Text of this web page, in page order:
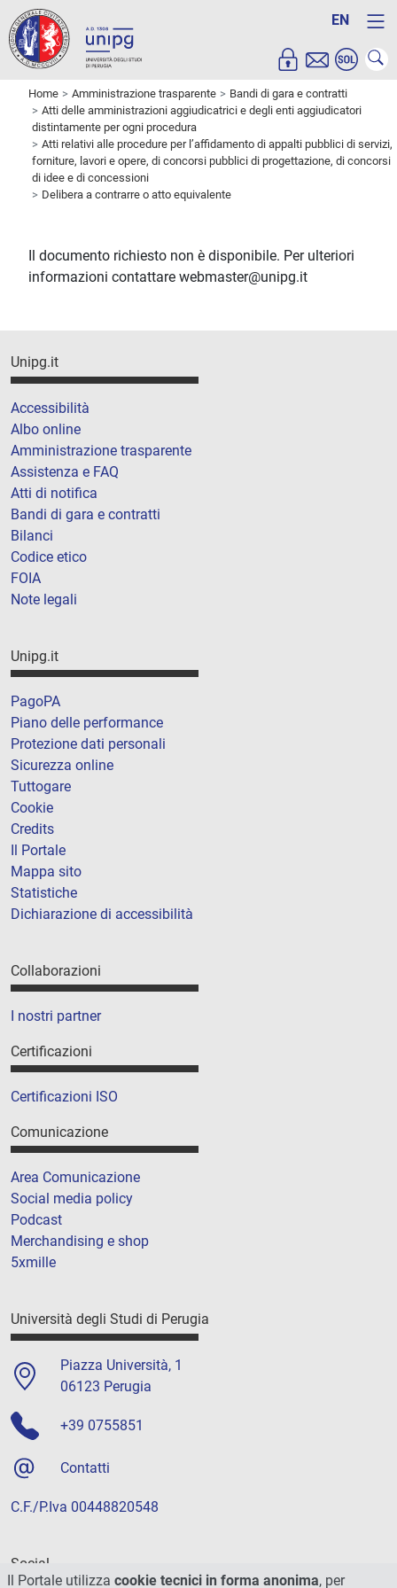
EN
Home Amministrazione trasparente
Bandi di gara e contratti
Atti delle amministrazioni aggiudicatrici e degli enti aggiudicatori
distintamente per ogni procedura
Atti relativi alle procedure per l’affidamento di appalti pubblici di servizi,
forniture, lavori e opere, di concorsi pubblici di progettazione, di concorsi
di idee e di concessioni
Delibera a contrarre o atto equivalente
Il documento richiesto non è disponibile. Per ulteriori
informazioni contattare webmaster@unipg.it
Unipg.it
Accessibilità
Albo online
Amministrazione trasparente
Assistenza e FAQ
Atti di notifica
Bandi di gara e contratti
Bilanci
Codice etico
FOIA
Note legali
Unipg.it
PagoPA
Piano delle performance
Protezione dati personali
Sicurezza online
Tuttogare
Cookie
Credits
Il Portale
Mappa sito
Statistiche
Dichiarazione di accessibilità
Collaborazioni
I nostri partner
Certificazioni
Certificazioni ISO
Comunicazione
Area Comunicazione
Social media policy
Podcast
Merchandising e shop
5xmille
Università degli Studi di Perugia
Piazza Università, 1
06123 Perugia
+39 0755851
Contatti
C.F./P.Iva 00448820548
Social
Il Portale utilizza cookie tecnici in forma anonima, per